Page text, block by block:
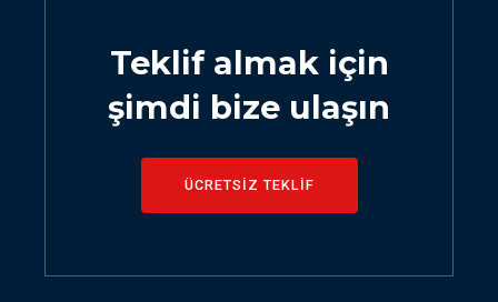
Teklif almak için
şimdi bize ulaşın
ÜCRETSİZ TEKLİF